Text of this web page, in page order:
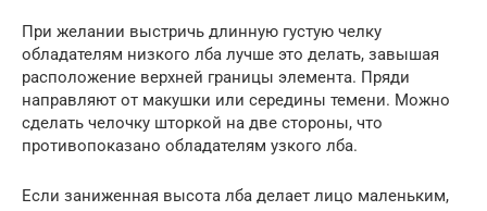
При желании выстричь длинную густую челку
обладателям низкого лба лучше это делать, завышая
расположение верхней границы элемента. Пряди
направляют от макушки или середины темени. Можно
сделать челочку шторкой на две стороны, что
противопоказано обладателям узкого лба.
Если заниженная высота лба делает лицо маленьким,